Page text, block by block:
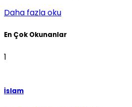
Daha fazla oku
En Çok Okunanlar
1
İslam